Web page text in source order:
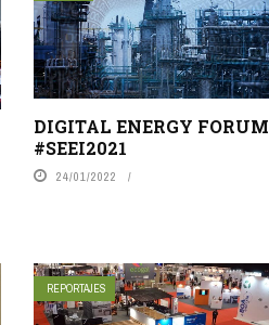
DIGITAL ENERGY FORUM
#SEEI2021
24/01/2022
REPORTAJES